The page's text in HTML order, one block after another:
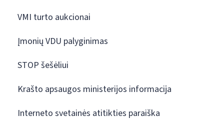
VMI turto aukcionai
Įmonių VDU palyginimas
STOP šešėliui
Krašto apsaugos ministerijos informacija
Interneto svetainės atitikties paraiška